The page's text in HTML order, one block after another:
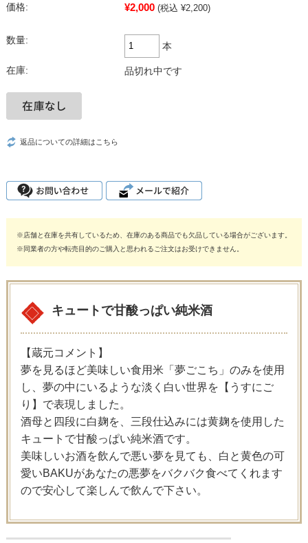
価格: ¥2,000 (税込 ¥2,200)
数量:
本
在庫: 品切れ中です
返品についての詳細はこちら
※店舗と在庫を共有しているため、在庫のある商品でも欠品している場合がございます。
※同業者の方や転売目的のご購入と思われるご注文はお受けできません。
キュートで甘酸っぱい純米酒
【蔵元コメント】
夢を見るほど美味しい食用米「夢ごこち」のみを使用
し、夢の中にいるような淡く白い世界を【うすにご
り】で表現しました。
酒母と四段に白麹を、三段仕込みには黄麹を使用した
キュートで甘酸っぱい純米酒です。
美味しいお酒を飲んで悪い夢を見ても、白と黄色の可
愛いBAKUがあなたの悪夢をバクバク食べてくれます
ので安心して楽しんで飲んで下さい。